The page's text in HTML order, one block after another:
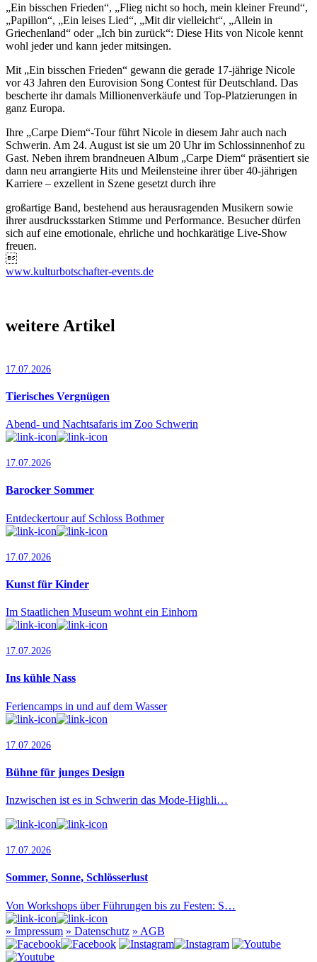
„Ein bisschen Frieden“, „Flieg nicht so hoch, mein kleiner Freund“,
„Papillon“, „Ein leises Lied“, „Mit dir vielleicht“, „Allein in
Griechenland“ oder „Ich bin zurück“: Diese Hits von Nicole kennt
wohl jeder und kann jeder mitsingen.
Mit „Ein bisschen Frieden“ gewann die gerade 17-jährige Nicole
vor 43 Jahren den Eurovision Song Contest für Deutschland. Das
bescherte ihr damals Millionenverkäufe und Top-Platzierungen in
ganz Europa.
Ihre „Carpe Diem“-Tour führt Nicole in diesem Jahr auch nach
Schwerin. Am 24. August ist sie um 20 Uhr im Schlossinnenhof zu
Gast. Neben ihrem brandneuen Album „Carpe Diem“ präsentiert sie
dann neu arrangierte Hits und Meilensteine ihrer über 40-jährigen
Karriere – exzellent in Szene gesetzt durch ihre
großartige Band, bestehend aus herausragenden Musikern sowie
ihrer ausdrucksstarken Stimme und Performance. Besucher dürfen
sich auf eine emotionale, ehrliche und hochkarätige Live-Show
freuen.

www.kulturbotschafter-events.de
weitere Artikel
17.07.2026
Tierisches Vergnügen
Abend- und Nachtsafaris im Zoo Schwerin
17.07.2026
Barocker Sommer
Entdeckertour auf Schloss Bothmer
17.07.2026
Kunst für Kinder
Im Staatlichen Museum wohnt ein Einhorn
17.07.2026
Ins kühle Nass
Feriencamps in und auf dem Wasser
17.07.2026
Bühne für junges Design
Inzwischen ist es in Schwerin das Mode-Highli…
17.07.2026
Sommer, Sonne, Schlösserlust
Von Workshops über Führungen bis zu Festen: S…
» Impressum » Datenschutz » AGB